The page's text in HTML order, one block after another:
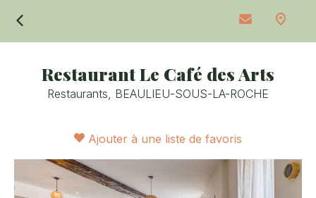
Restaurant Le Café des Arts
Restaurants, BEAULIEU-SOUS-LA-ROCHE
Ajouter à une liste de favoris